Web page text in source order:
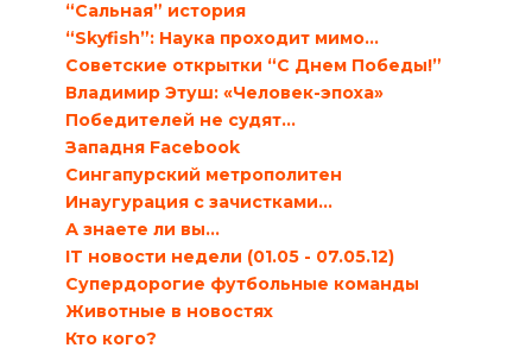
“Сальная” история
“Skyfish”: Наука проходит мимо…
Советские открытки “С Днем Победы!”
Владимир Этуш: «Человек-эпоха»
Победителей не судят…
Западня Facebook
Сингапурский метрополитен
Инаугурация с зачистками…
А знаете ли вы…
IT новости недели (01.05 - 07.05.12)
Супердорогие футбольные команды
Животные в новостях
Кто кого?